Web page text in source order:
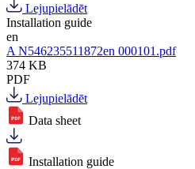
Lejupielādēt
Installation guide
en
A N546235511872en 000101.pdf
374 KB
PDF
Lejupielādēt
Data sheet
Installation guide